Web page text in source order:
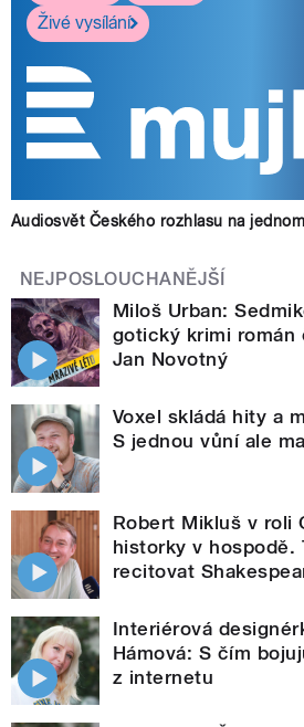
Živé vysílání
Audiosvět Českého rozhlasu na
NEJPOSLOUCHANĚJŠÍ
Miloš Urban:
gotický krimi román
Jan Novotný
Voxel skládá hity a
S jednou vůní ale
Robert Mikluš v roli
historky v hospodě.
recitovat
Interiérová
Hámová: S čím
z internetu